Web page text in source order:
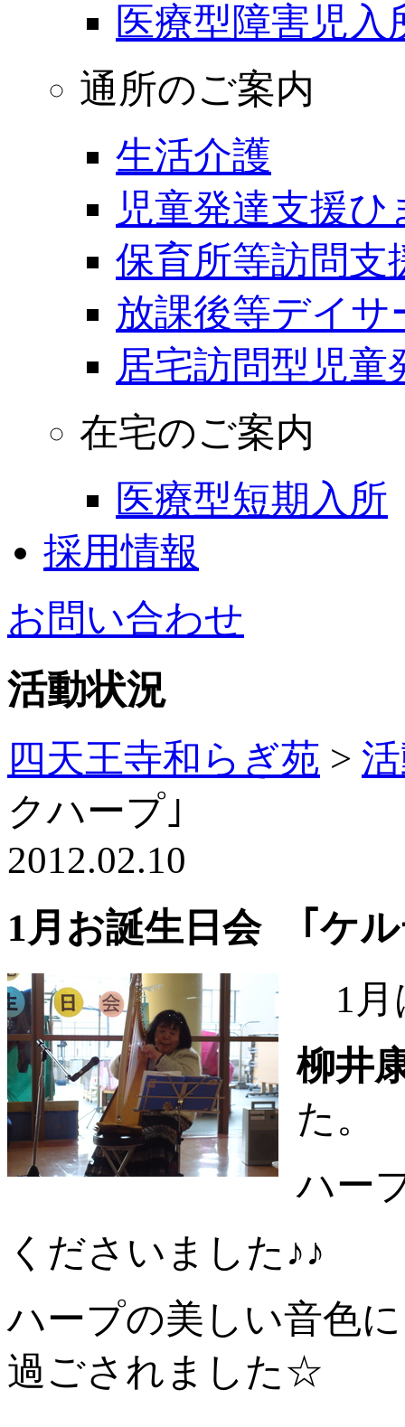
医療型障害児
通所のご案内
生活介護
児童発達支援ひ
保育所等訪問支
放課後等デイサ
居宅訪問型児童
在宅のご案内
医療型短期入所
採用情報
お問い合わせ
活動状況
四天王寺和らぎ苑 >
クハープ｣
2012.02.10
1月お誕生日会 ｢ケ
1月
柳井
た。
ハー
くださいました♪♪
ハープの美しい音色
過ごされました☆